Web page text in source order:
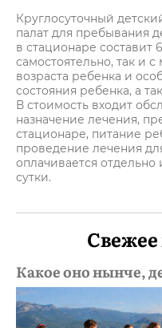
Круглосуточный
палат для пребывания
в стационаре составит
самостоятельно, так и
возраста ребенка и
состояния ребенка, а
В стоимость входит
назначение лечения,
стационаре, питание
проведение лечения
оплачивается отдельно
сутки.
Какое оно нынче,